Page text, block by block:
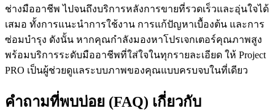
ช่างมืออาชีพ ไปจนถึงบริการหลังการขายที่รวดเร็วและอุ่นใจได้
เสมอ ทั้งการแนะนำการใช้งาน การแก้ปัญหาเบื้องต้น และการ
ซ่อมบำรุง ดังนั้น หากคุณกำลังมองหาโปรเจกเตอร์คุณภาพสูง
พร้อมบริการระดับมืออาชีพที่ใส่ใจในทุกรายละเอียด ให้ Project
PRO เป็นผู้ช่วยดูแลระบบภาพของคุณแบบครบจบในที่เดียว
คำถามที่พบบ่อย (FAQ) เกี่ยวกับ